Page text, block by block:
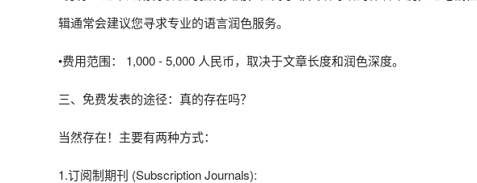
辑通常会建议您寻求专业的语言润色服务。
•费用范围： 1,000 - 5,000 人民币，取决于文章长度和润色深度。
三、免费发表的途径：真的存在吗？
当然存在！主要有两种方式：
1.订阅制期刊 (Subscription Journals):